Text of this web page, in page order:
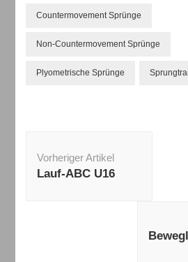
Countermovement Sprünge
Non-Countermovement Sprünge
Plyometrische Sprünge
Vorheriger Artikel
Lauf-ABC U16